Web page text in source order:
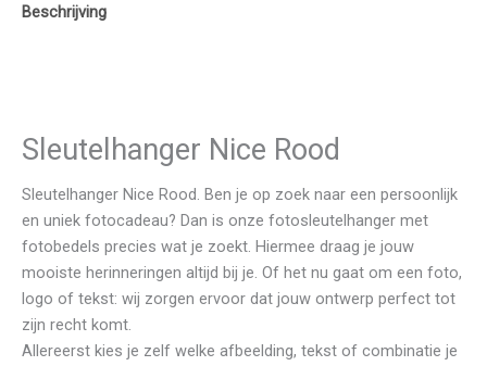
Beschrijving
Sleutelhanger Nice Rood
Sleutelhanger Nice Rood. Ben je op zoek naar een persoonlijk
en uniek fotocadeau? Dan is onze fotosleutelhanger met
fotobedels precies wat je zoekt. Hiermee draag je jouw
mooiste herinneringen altijd bij je. Of het nu gaat om een foto,
logo of tekst: wij zorgen ervoor dat jouw ontwerp perfect tot
zijn recht komt.
Allereerst kies je zelf welke afbeelding, tekst of combinatie je